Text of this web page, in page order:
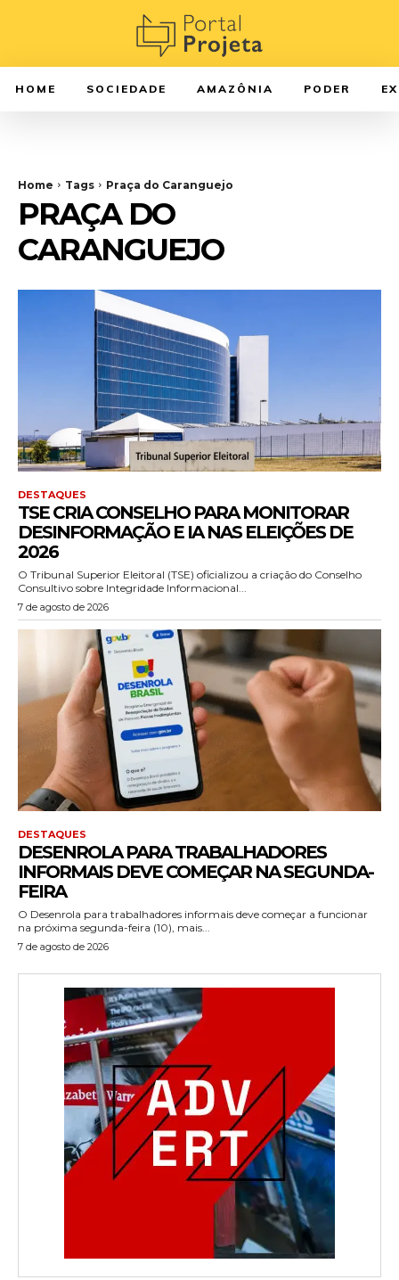
HOME SOCIEDADE AMAZÔNIA PODER
Home Tags Praça do Caranguejo
PRAÇA DO
CARANGUEJO
DESTAQUES
TSE CRIA CONSELHO PARA MONITORAR
DESINFORMAÇÃO E IA NAS ELEIÇÕES DE
2026
O Tribunal Superior Eleitoral (TSE) oficializou a criação do Conselho
Consultivo sobre Integridade Informacional...
7 de agosto de 2026
DESTAQUES
DESENROLA PARA TRABALHADORES
INFORMAIS DEVE COMEÇAR NA SEGUNDA-
FEIRA
O Desenrola para trabalhadores informais deve começar a funcionar
na próxima segunda-feira (10), mais...
7 de agosto de 2026